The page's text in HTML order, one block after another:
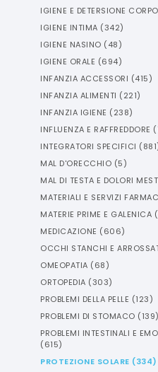
IGIENE E DETERSIONE CORPO
IGIENE INTIMA (342)
IGIENE NASINO (48)
IGIENE ORALE (694)
INFANZIA ACCESSORI (415)
INFANZIA ALIMENTI (221)
INFANZIA IGIENE (238)
INFLUENZA E RAFFREDDORE (
INTEGRATORI SPECIFICI (881
MAL D'ORECCHIO (5)
MAL DI TESTA E DOLORI
MATERIALI E SERVIZI
MATERIE PRIME E GALENICA (
MEDICAZIONE (606)
OCCHI STANCHI E
OMEOPATIA (68)
ORTOPEDIA (303)
PROBLEMI DELLA PELLE (123)
PROBLEMI DI STOMACO (139)
PROBLEMI INTESTINALI E
(615)
PROTEZIONE SOLARE (334)